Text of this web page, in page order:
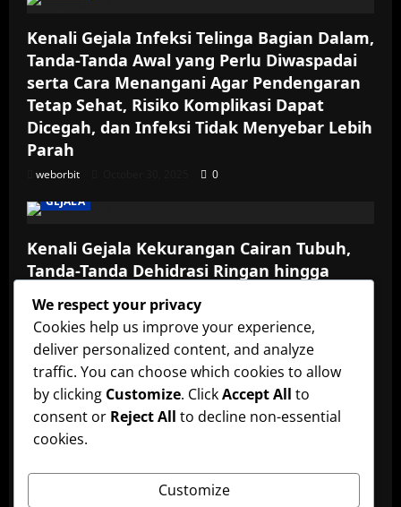
Kenali Gejala Infeksi Telinga Bagian Dalam,
Tanda-Tanda Awal yang Perlu Diwaspadai
serta Cara Menangani Agar Pendengaran
Tetap Sehat, Risiko Komplikasi Dapat
Dicegah, dan Infeksi Tidak Menyebar Lebih
Parah
weborbit
0
GEJALA
Kenali Gejala Kekurangan Cairan Tubuh,
Tanda-Tanda Dehidrasi Ringan hingga
Berat yang Perlu Diwaspadai serta Cara
Menjaga Asupan Cairan Agar Tubuh Tetap
Sehat dan Fungsi Organ Optimal
weborbit October 30, 2025
0
ADONAN
Resep Adonan Kulit Pie Renyah: Cara
Rumah untuk Aneka Isian Manis dan
We respect your privacy
Cookies help us improve your experience,
deliver personalized content, and analyze
traffic. You can choose which cookies to allow
by clicking Customize. ClickAccept All to
consent or Reject All to decline non-essential
cookies.
Customize